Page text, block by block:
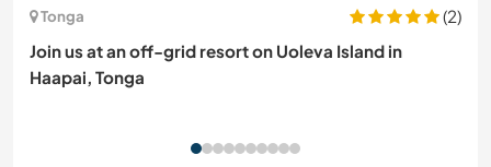
Tonga
(2)
Join us at an off-grid resort on Uoleva Island in
Haapai, Tonga